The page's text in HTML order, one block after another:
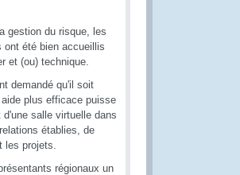
gestion du risque, les
ont été bien accueillis
et (ou) technique.
demandé qu'il soit
plus efficace puisse
salle virtuelle dans
établies, de
les projets.
régionaux un